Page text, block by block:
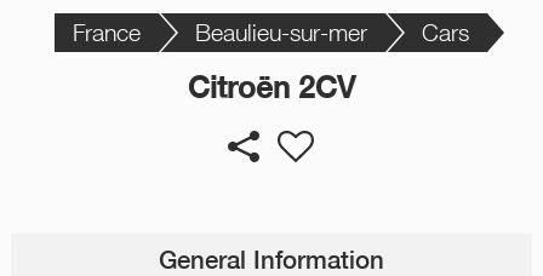
France Beaulieu-sur-mer Cars
Citroën 2CV
General Information